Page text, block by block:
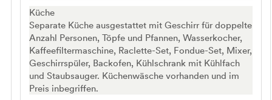
Küche
Separate Küche ausgestattet mit Geschirr für doppelte
Anzahl Personen, Töpfe und Pfannen, Wasserkocher,
Kaffeefiltermaschine, Raclette-Set, Fondue-Set, Mixer,
Geschirrspüler, Backofen, Kühlschrank mit Kühlfach
und Staubsauger. Küchenwäsche vorhanden und im
Preis inbegriffen.